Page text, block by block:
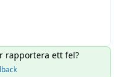
rapportera ett fel?